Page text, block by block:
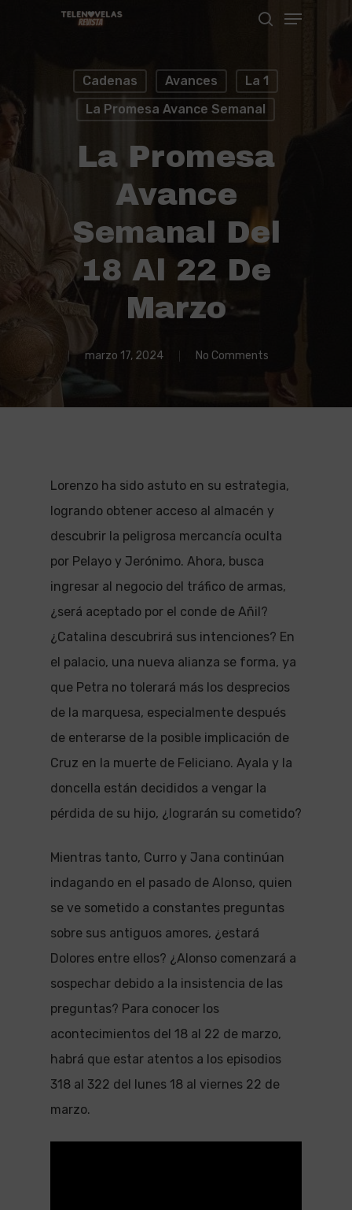
Menu
Cadenas Avances
La 1
La Promesa Avance Semanal
La Promesa
Avance
Semanal Del
18 Al 22 De
Marzo
marzo 17, 2024 No Comments
Lorenzo ha sido astuto en su estrategia,
logrando obtener acceso al almacén y
descubrir la peligrosa mercancía oculta
por Pelayo y Jerónimo. Ahora, busca
ingresar al negocio del tráfico de armas,
¿será aceptado por el conde de Añil?
¿Catalina descubrirá sus intenciones? En
el palacio, una nueva alianza se forma, ya
que Petra no tolerará más los desprecios
de la marquesa, especialmente después
de enterarse de la posible implicación de
Cruz en la muerte de Feliciano. Ayala y la
doncella están decididos a vengar la
pérdida de su hijo, ¿lograrán su cometido?
Mientras tanto, Curro y Jana continúan
indagando en el pasado de Alonso, quien
se ve sometido a constantes preguntas
sobre sus antiguos amores, ¿estará
Dolores entre ellos? ¿Alonso comenzará a
sospechar debido a la insistencia de las
preguntas? Para conocer los
acontecimientos del 18 al 22 de marzo,
habrá que estar atentos a los episodios
318 al 322 del lunes 18 al viernes 22 de
marzo.